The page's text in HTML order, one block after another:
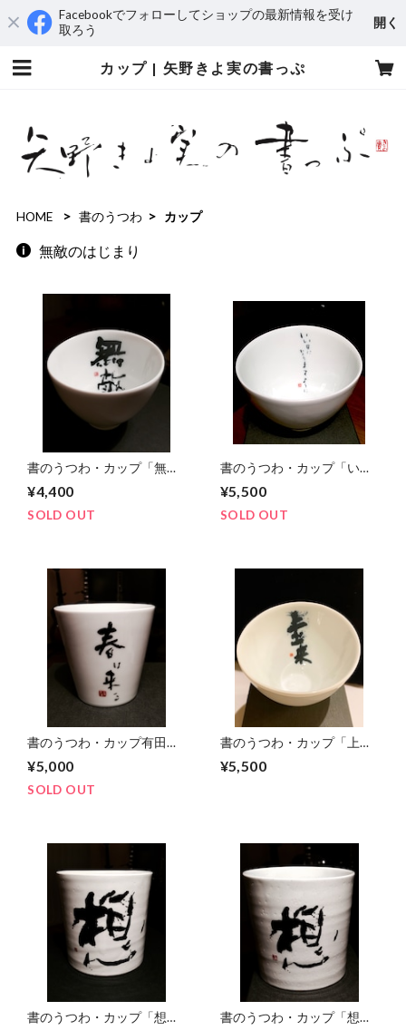
Facebookでフォローしてショップの最新情報を受け
取ろう
開く
カップ | 矢野きよ実の書っぷ
HOME 書のうつわ カップ
無敵のはじまり
書のうつわ・カップ「無
¥4,400
SOLD OUT
書のうつわ・カップ「いい
¥5,500
SOLD OUT
書のうつわ・カップ有田焼
¥5,000
SOLD OUT
書のうつわ・カップ「上出
¥5,500
書のうつわ・カップ「想」
書のうつわ・カップ「想」